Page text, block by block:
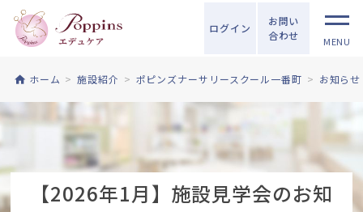
ログイン
お問い
合わせ
MENU
ホーム 施設紹介 ポピンズナーサリースクール一番町 お知らせ
【2026年1月】施設見学会のお知